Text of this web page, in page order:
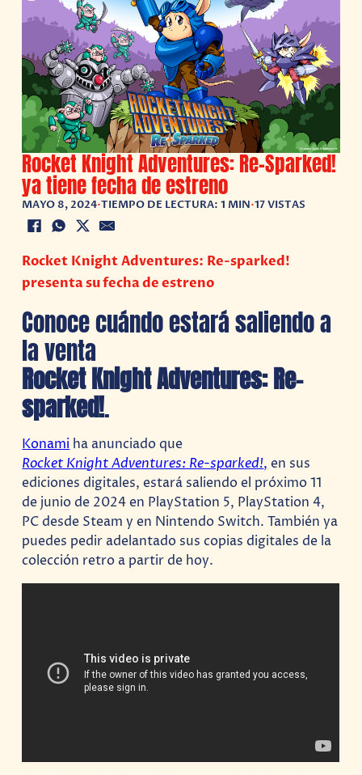
Rocket Knight Adventures: Re-Sparked!
ya tiene fecha de estreno
MAYO 8, 2024•TIEMPO DE LECTURA: 1 MIN•17 VISTAS
Rocket Knight Adventures: Re-sparked!
presenta su fecha de estreno
Conoce cuándo estará saliendo a
la venta
Rocket Knight Adventures:Re-
sparked!.
Konami ha anunciado que
Rocket Knight Adventures: Re-sparked!, en sus
ediciones digitales, estará saliendo el próximo 11
de junio de 2024 en PlayStation 5, PlayStation 4,
PC desde Steam y en Nintendo Switch. También ya
puedes pedir adelantado sus copias digitales de la
colección retro a partir de hoy.